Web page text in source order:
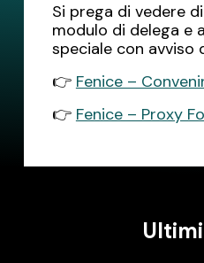
Si prega di vedere
modulo di delega e
speciale con avviso
👉 Fenice –
👉 Fenice – Proxy